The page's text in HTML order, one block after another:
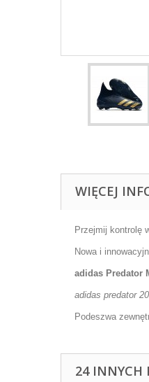
WIĘCEJ
Przejmij kontrolę
Nowa i
adidas Predator
adidas predator 20
Podeszwa
24 INNYCH